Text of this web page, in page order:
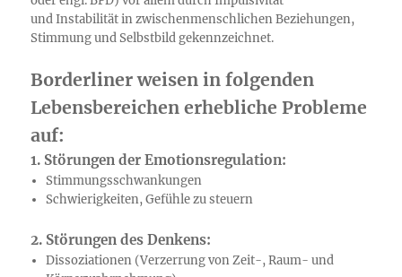
und Instabilität in zwischenmenschlichen Beziehungen,
Stimmung und Selbstbild gekennzeichnet.
Borderliner weisen in folgenden
Lebensbereichen erhebliche Probleme
auf:
1. Störungen der Emotionsregulation:
Stimmungsschwankungen
Schwierigkeiten, Gefühle zu steuern
2. Störungen des Denkens:
Dissoziationen (Verzerrung von Zeit-, Raum- und